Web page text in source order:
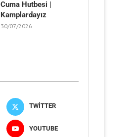
Cuma Hutbesi |
Kamplardayız
30/07/2026
TWITTER
YOUTUBE